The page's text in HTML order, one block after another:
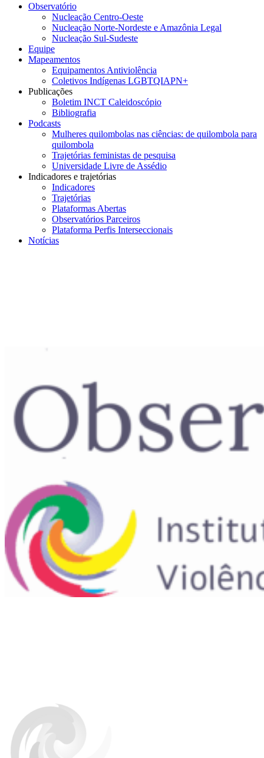
Observatório
Nucleação Centro-Oeste
Nucleação Norte-Nordeste e Amazônia Legal
Nucleação Sul-Sudeste
Equipe
Mapeamentos
Equipamentos Antiviolência
Coletivos Indígenas LGBTQIAPN+
Publicações
Boletim INCT Caleidoscópio
Bibliografia
Podcasts
Mulheres quilombolas nas ciências: de quilombola para
quilombola
Trajetórias feministas de pesquisa
Universidade Livre de Assédio
Indicadores e trajetórias
Indicadores
Trajetórias
Plataformas Abertas
Observatórios Parceiros
Plataforma Perfis Interseccionais
Notícias